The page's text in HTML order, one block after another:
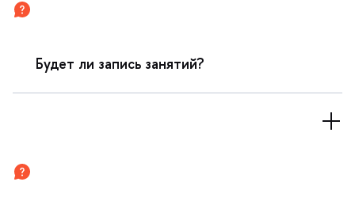
Будет ли запись занятий?